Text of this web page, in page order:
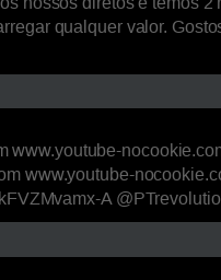
qualquer valor.
www.youtube-
www.youtube-
A